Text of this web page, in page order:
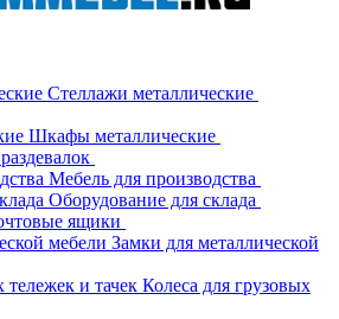
Стеллажи металлические
Шкафы металлические
Мебель для производства
Оборудование для склада
ящики
Замки для металлической
Колеса для грузовых